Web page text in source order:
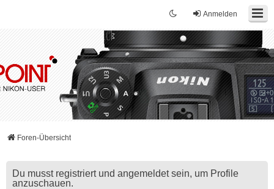
Anmelden
Foren-Übersicht
Du musst registriert und angemeldet sein, um Profile
anzuschauen.